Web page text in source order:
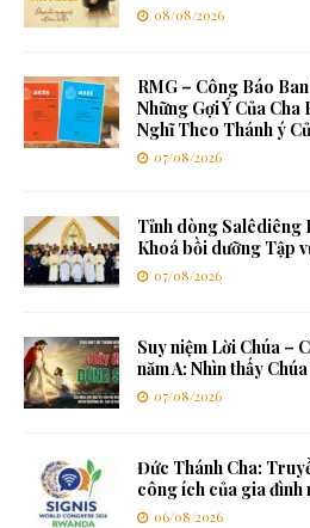
08/08/2026
RMG – Công Báo
Những Gợi Ý Của Cha
Nghĩ Theo Thánh ý
07/08/2026
Tỉnh dòng Salêdiêng
Khoá bồi dưỡng Tập
07/08/2026
Suy niệm Lời Chúa –
năm A: Nhìn thấy
07/08/2026
Đức Thánh Cha:
công ích của gia đình
06/08/2026